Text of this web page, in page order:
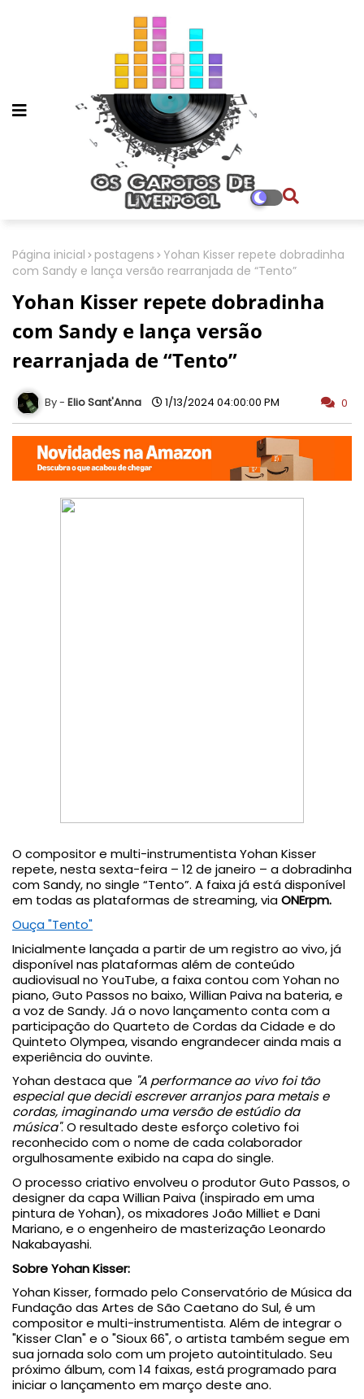
Página inicial postagens
Yohan Kisser repete dobradinha
com Sandy e lança versão rearranjada de “Tento”
Yohan Kisser repete dobradinha
com Sandy e lança versão
rearranjada de “Tento”
Elio Sant'Anna 1/13/2024 04:00:00 PM 0
O compositor e multi-instrumentista Yohan Kisser
repete, nesta sexta-feira – 12 de janeiro – a dobradinha
com Sandy, no single “Tento”. A faixa já está disponível
em todas as plataformas de streaming, viaONErpm.
Ouça "Tento"
Inicialmente lançada a partir de um registro ao vivo, já
disponível nas plataformas além de conteúdo
audiovisual no YouTube, a faixa contou com Yohan no
piano, Guto Passos no baixo, Willian Paiva na bateria, e
a voz de Sandy. Já o novo lançamento conta com a
participação do Quarteto de Cordas da Cidade e do
Quinteto Olympea, visando engrandecer ainda mais a
experiência do ouvinte.
Yohan destaca que "A performance ao vivo foi tão
especial que decidi escrever arranjos para metais e
cordas, imaginando uma versão de estúdio da
música". O resultado deste esforço coletivo foi
reconhecido com o nome de cada colaborador
orgulhosamente exibido na capa do single.
O processo criativo envolveu o produtor Guto Passos, o
designer da capa Willian Paiva (inspirado em uma
pintura de Yohan), os mixadores João Milliet e Dani
Mariano, e o engenheiro de masterização Leonardo
Nakabayashi.
Sobre Yohan Kisser:
Yohan Kisser, formado pelo Conservatório de Música da
Fundação das Artes de São Caetano do Sul, é um
compositor e multi-instrumentista. Além de integrar o
"Kisser Clan" e o "Sioux 66", o artista também segue em
sua jornada solo com um projeto autointitulado. Seu
próximo álbum, com 14 faixas, está programado para
iniciar o lançamento em março deste ano.